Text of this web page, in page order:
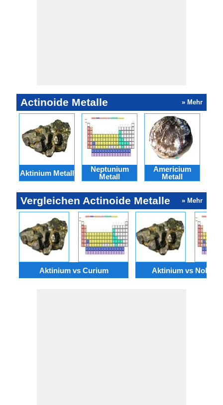
Actinoide Metalle » Mehr
Aktinium Metall
Neptunium
Metall
Americium
Metall
Vergleichen Actinoide Metalle » Mehr
Aktinium vs Curium Aktinium vs